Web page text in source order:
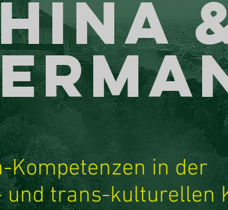
Kompetenzen in der
trans-kulturellen